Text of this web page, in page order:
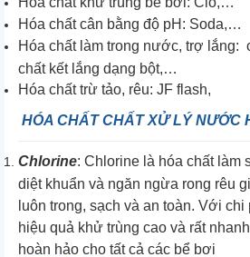
Hóa chất cân bằng độ pH: Soda,…
Hóa chất làm trong nước, trợ lắng:
chất kết lắng dạng bột,…
Hóa chất trừ tảo, rêu: JF flash,
HÓA CHẤT CHẤT XỬ LÝ NƯỚC
Chlorine: Chlorine là hóa chất làm
diệt khuẩn và ngăn ngừa rong rêu
luôn trong, sạch và an toàn. Với chi
hiệu quả khử trùng cao và rất
hoàn hảo cho tất cả các bể bơi